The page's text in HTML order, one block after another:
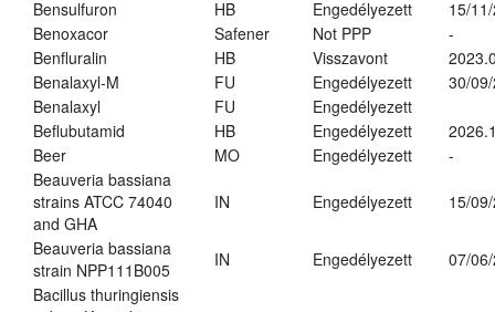
Bensulfuron
HB Engedélyezett
15/
Benoxacor
Safener Not PPP
-
Benfluralin
HB Visszavont
Benalaxyl-M
FU Engedélyezett
30/
Benalaxyl
FU
Engedélyezett
Beflubutamid
HB Engedélyezett
Beer
MO Engedélyezett
-
Beauveria bassiana
strains ATCC 74040
and GHA
IN Engedélyezett 15/
Beauveria bassiana
strain NPP111B005
IN Engedélyezett
07/
Bacillus thuringiensis